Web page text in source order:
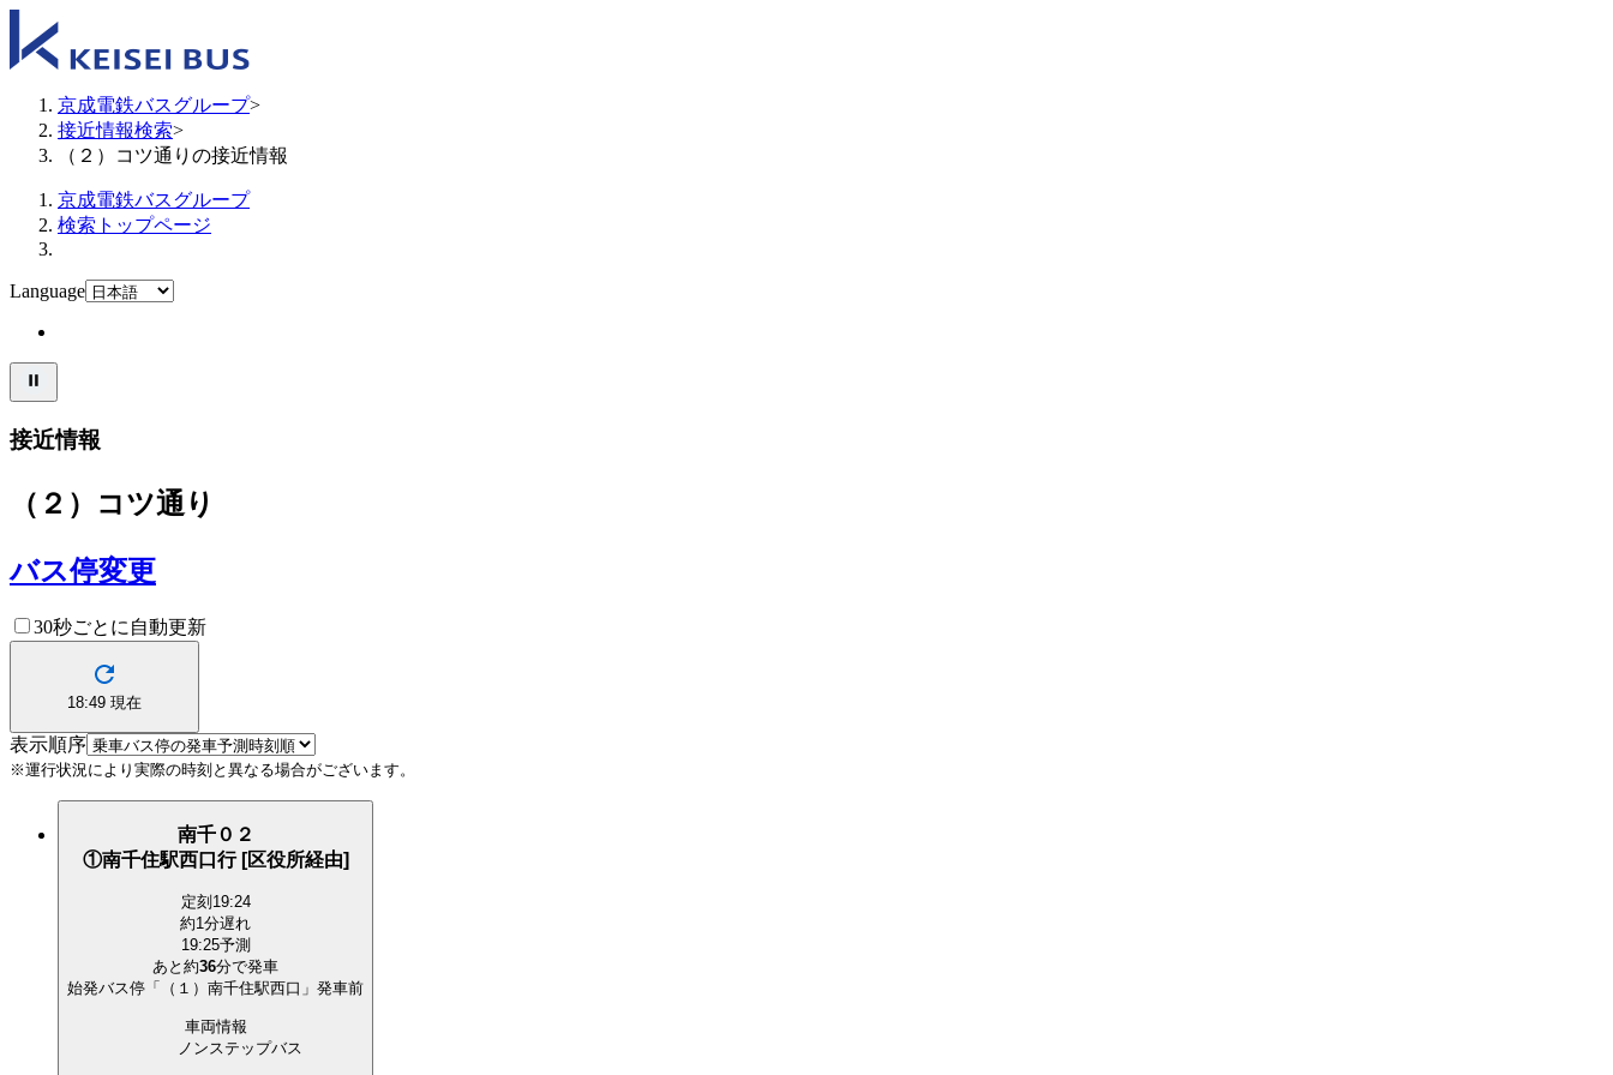
京成電鉄バスグループ>
接近情報検索>
（２）コツ通りの接近情報
京成電鉄バスグループ
検索トップページ
Language
接近情報
（２）コツ通り
バス停変更
30秒ごとに自動更新
18:49 現在
表示順序
※運行状況により実際の時刻と異なる場合がございます。
南千０２
①南千住駅西口行 [区役所経由]
定刻 19:24
約1分遅れ
19:25予測
あと約36分で発車
始発バス停「（１）南千住駅西口」発車前
車両情報
ノンステップバス